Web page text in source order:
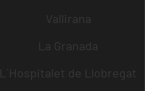
Vallirana
La Granada
L´Hospitalet de Llobregat